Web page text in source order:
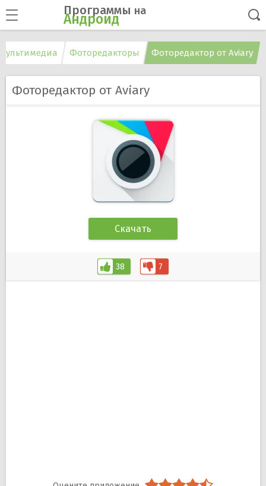
Программы на
Андроид
Фоторедакторы Фоторедактор от Aviary
Фоторедактор от Aviary
Скачать
38 7